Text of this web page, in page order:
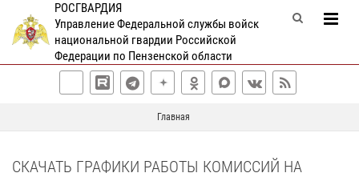
РОСГВАРДИЯ
Управление Федеральной службы войск
национальной гвардии Российской
Федерации по Пензенской области
Главная
СКАЧАТЬ ГРАФИКИ РАБОТЫ КОМИССИЙ НА